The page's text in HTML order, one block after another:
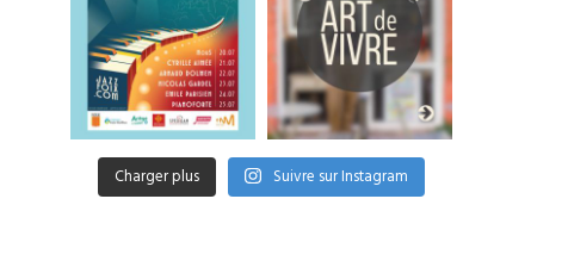
Charger plus Suivre sur Instagram